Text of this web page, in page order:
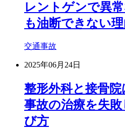
レントゲンで異
も油断できない
交通事故
2025年06月24日
整形外科と接骨
事故の治療を失
び方